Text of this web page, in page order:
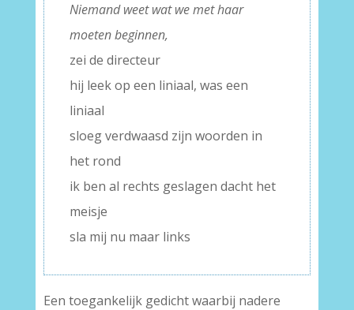
Niemand weet wat we met haar
moeten beginnen,
zei de directeur
hij leek op een liniaal, was een
liniaal
sloeg verdwaasd zijn woorden in
het rond
ik ben al rechts geslagen dacht het
meisje
sla mij nu maar links
Een toegankelijk gedicht waarbij nadere